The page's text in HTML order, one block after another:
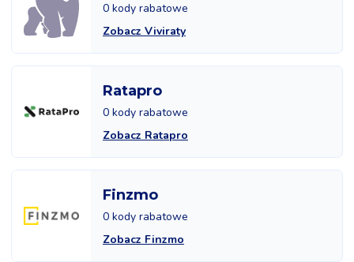
0 kody rabatowe
Zobacz Viviraty
Ratapro
0 kody rabatowe
Zobacz Ratapro
Finzmo
0 kody rabatowe
Zobacz Finzmo